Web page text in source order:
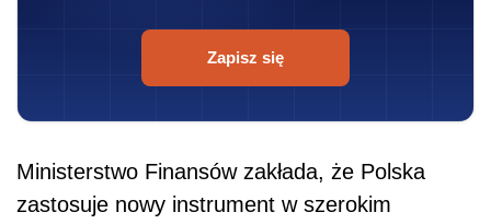
Zapisz się
Ministerstwo Finansów zakłada, że Polska
zastosuje nowy instrument w szerokim